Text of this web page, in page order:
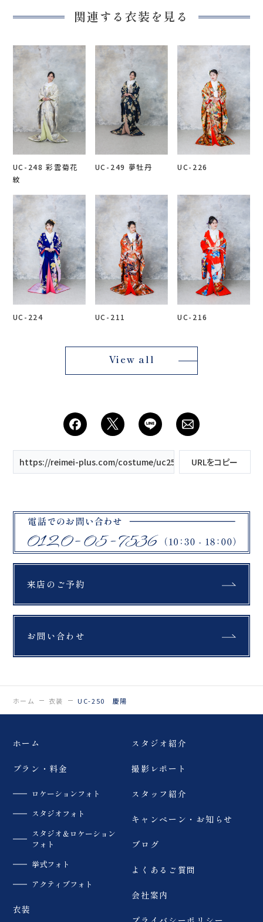
関連する衣装を見る
UC-248 彩雲菊花
紋
UC-249 夢牡丹 UC-226
UC-224 UC-211 UC-216
View all
https://reimei-plus.com/costume/uc250 慶陽/URLをコピー
来店のご予約
お問い合わせ
ホーム 衣装 UC-250 慶陽
ホーム
プラン・料金
ロケーションフォト
スタジオフォト
スタジオ＆ロケーション
フォト
挙式フォト
アクティブフォト
衣装
スタジオ紹介
撮影レポート
スタッフ紹介
キャンペーン・お知らせ
ブログ
よくあるご質問
会社案内